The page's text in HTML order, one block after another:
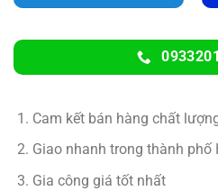
Cam kết bán hàng chất
Giao nhanh trong thành phố
Gia công giá tốt nhất